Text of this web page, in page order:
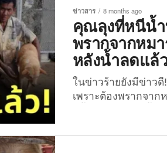
ได้โพสต์คลิปวิดีโอที่เ
อย่างมาก โดยเป็น
ม้าลุยน้ำท่วม”...
ข่าวสาร 8 months ago
คุณลุงที่หนีน้ำ
พรากจากหม
หลังน้ำลดแล้
ในข่าวร้ายยังมีข่าว
เพราะต้องพรากจา
อพยพหนีน้ำท่วมให